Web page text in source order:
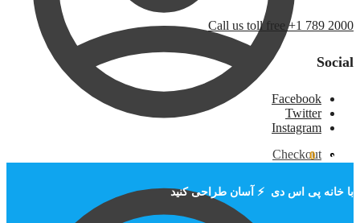
Checkout
Call us toll free +1 789 2000
Social
Facebook
Twitter
Instagram
تومان ۰ 0
با خانه پی اس دی ⚡ آسان طراحی کنید